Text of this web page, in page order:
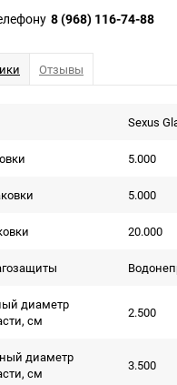
8 (968) 116-74-88
Отзывы
Sexus
5.000
5.000
20.000
диаметр
см
2.500
диаметр
см
3.500